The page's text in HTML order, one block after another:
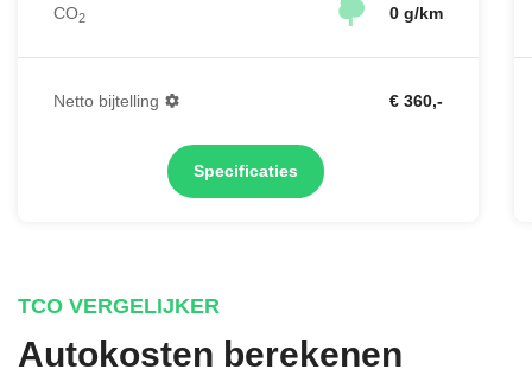
CO2 0 g/km
Netto bijtelling € 360,-
Specificaties
TCO VERGELIJKER
Autokosten berekenen